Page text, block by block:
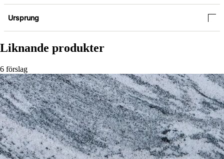
Ursprung
Liknande produkter
6 förslag